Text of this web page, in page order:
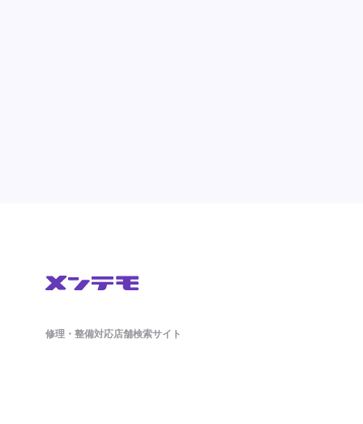
修理・整備対応店舗検索サイト